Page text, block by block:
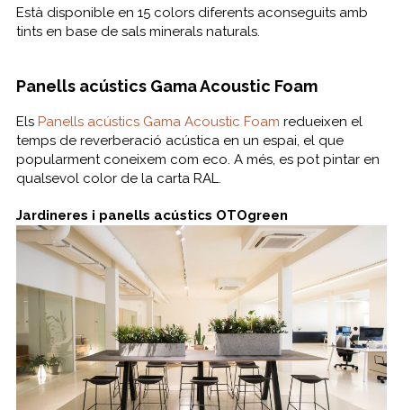
Està disponible en 15 colors diferents aconseguits amb
tints en base de sals minerals naturals.
Panells acústics Gama Acoustic Foam
Els Panells acústics Gama Acoustic Foam redueixen el
temps de reverberació acústica en un espai, el que
popularment coneixem com eco. A més, es pot pintar en
qualsevol color de la carta RAL.
Jardineres i panells acústics OTOgreen